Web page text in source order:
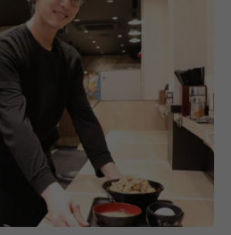
はリーズナブルで、コストパ
力の一つです。気軽にお腹い
特に学生や若者に支持されて